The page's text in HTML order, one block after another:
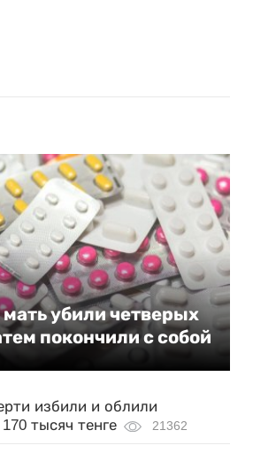
убили четверых
покончили с собой
избили и облили
тысяч тенге
21362